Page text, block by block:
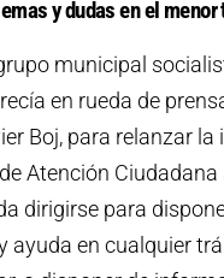
y dudas en el
municipal
en rueda de
Boj, para relanzar la
Atención Ciudadana
dirigirse para
ayuda en cualquier